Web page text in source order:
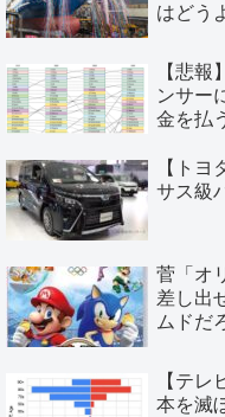
はどう
【悲
ンサー
金を払
【ト
サス級
菅「オ
差し出
ムドだ
【テ
本を滅